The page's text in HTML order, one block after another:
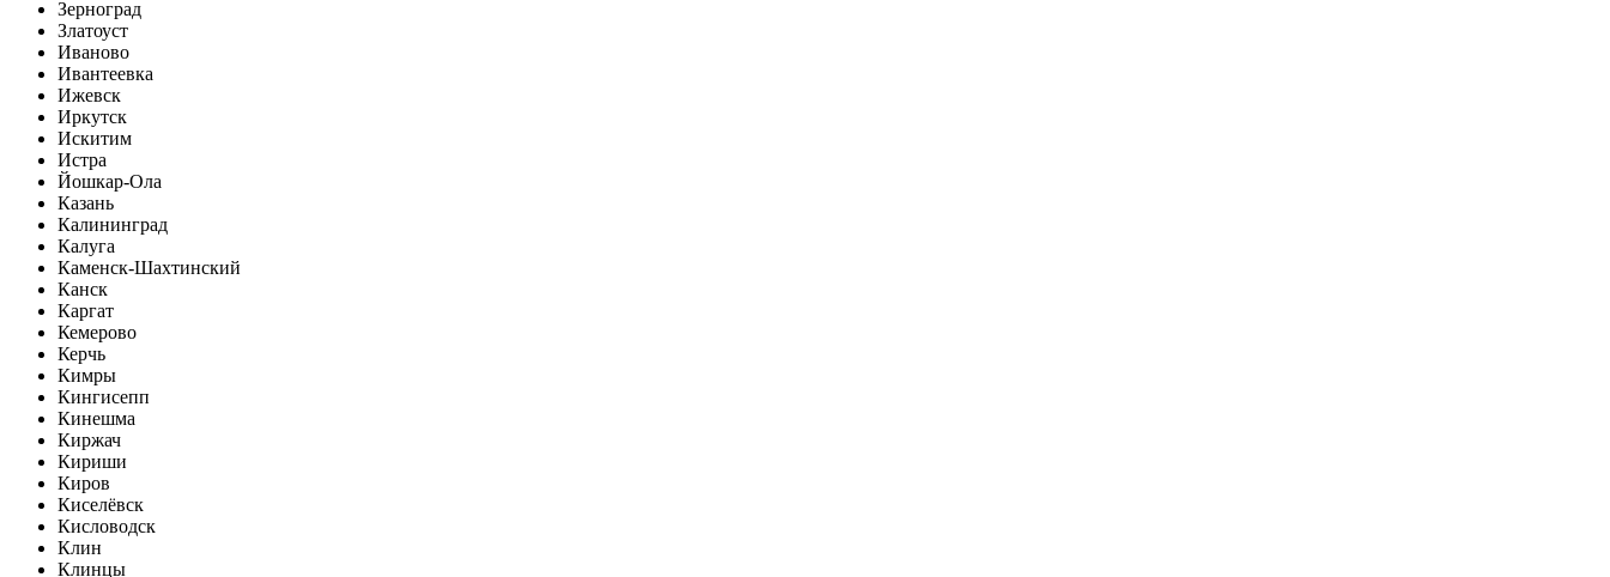
Зерноград
Златоуст
Иваново
Ивантеевка
Ижевск
Иркутск
Искитим
Истра
Йошкар-Ола
Казань
Калининград
Калуга
Каменск-Шахтинский
Канск
Каргат
Кемерово
Керчь
Кимры
Кингисепп
Кинешма
Киржач
Кириши
Киров
Киселёвск
Кисловодск
Клин
Клинцы